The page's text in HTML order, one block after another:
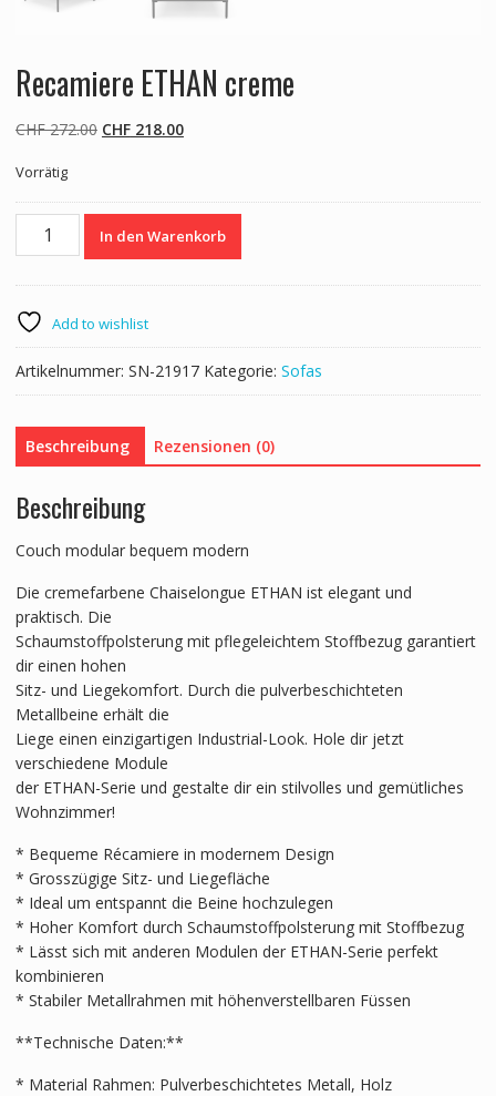
Recamiere ETHAN creme
CHF272.00 Ursprünglicher
CHF 272.00
CHF218.00Aktueller
CHF 218.00.
Vorrätig
Recamiere
ETHAN
In den Warenkorb
Add to wishlist
Artikelnummer: SN-21917 Kategorie: Sofas
Beschreibung Rezensionen (0)
Beschreibung
Couch modular bequem modern
Die cremefarbene Chaiselongue ETHAN ist elegant und
praktisch. Die
Schaumstoffpolsterung mit pflegeleichtem Stoffbezug garantiert
dir einen hohen
Sitz- und Liegekomfort. Durch die pulverbeschichteten
Metallbeine erhält die
Liege einen einzigartigen Industrial-Look. Hole dir jetzt
verschiedene Module
der ETHAN-Serie und gestalte dir ein stilvolles und gemütliches
Wohnzimmer!
* Bequeme Récamiere in modernem Design
* Grosszügige Sitz- und Liegefläche
* Ideal um entspannt die Beine hochzulegen
* Hoher Komfort durch Schaumstoffpolsterung mit Stoffbezug
* Lässt sich mit anderen Modulen der ETHAN-Serie perfekt
kombinieren
* Stabiler Metallrahmen mit höhenverstellbaren Füssen
**Technische Daten:**
* Material Rahmen: Pulverbeschichtetes Metall, Holz